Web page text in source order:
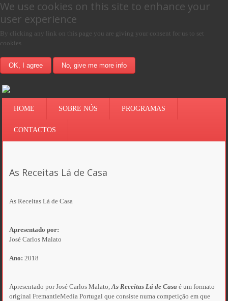
We use cookies on this site to enhance your
user experience
By clicking any link on this page you are giving your consent for us to set
cookies.
OK, I agree No, give me more info
HOME SOBRE NÓS PROGRAMAS
CONTACTOS
As Receitas Lá de Casa
As Receitas Lá de Casa
Apresentado por:
José Carlos Malato
Ano: 2018
Apresentado por José Carlos Malato,As Receitas Lá de Casa é um formato
original FremantleMedia Portugal que consiste numa competição em que